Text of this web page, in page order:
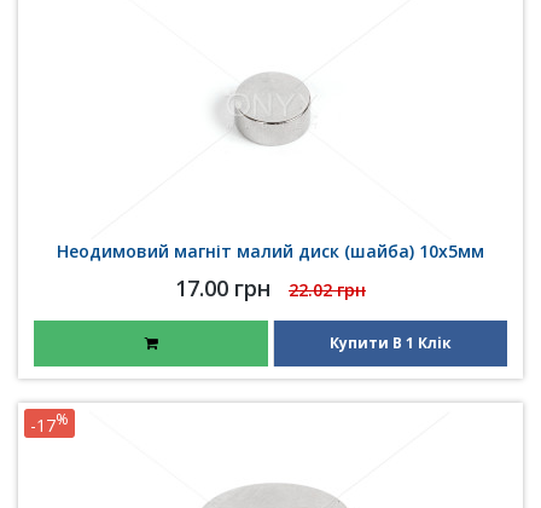
Неодимовий магніт малий диск (шайба) 10х5мм
17.00 грн 22.02 грн
Купити В 1 Клік
-17%